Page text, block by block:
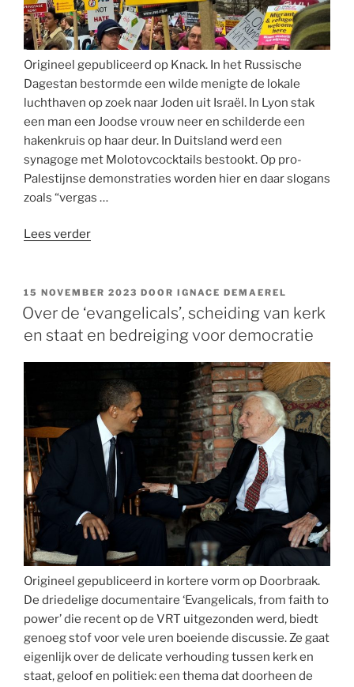
Origineel gepubliceerd op Knack. In het Russische
Dagestan bestormde een wilde menigte de lokale
luchthaven op zoek naar Joden uit Israël. In Lyon stak
een man een Joodse vrouw neer en schilderde een
hakenkruis op haar deur. In Duitsland werd een
synagoge met Molotovcocktails bestookt. Op pro-
Palestijnse demonstraties worden hier en daar slogans
zoals “vergas …
Lees verder“Hoe
antisemitisme
en
islamofobie
GEPLAATST
OP
15 NOVEMBER 2023 DOOR IGNACE DEMAEREL
Over de ‘evangelicals’, scheiding van kerk
en staat en bedreiging voor democratie
Origineel gepubliceerd in kortere vorm op Doorbraak.
De driedelige documentaire ‘Evangelicals, from faith to
power’ die recent op de VRT uitgezonden werd, biedt
genoeg stof voor vele uren boeiende discussie. Ze gaat
eigenlijk over de delicate verhouding tussen kerk en
staat, geloof en politiek: een thema dat doorheen de